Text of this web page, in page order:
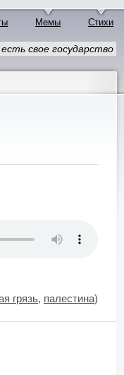
Мемы Стихи
свое государство
грязь, палестина)